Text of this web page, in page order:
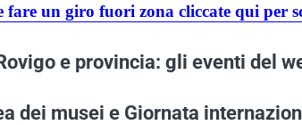
fare un giro fuori zona cliccate qui per
e provincia: gli eventi del
dei musei e Giornata